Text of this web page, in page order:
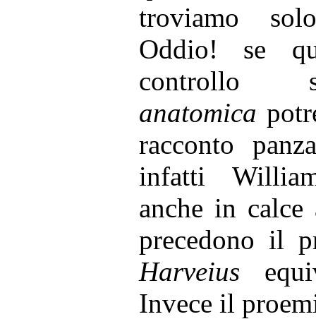
troviamo
Oddio! se
anatomica
racconto
infatti
anche in calce
precedono il
Harveius
Invece il